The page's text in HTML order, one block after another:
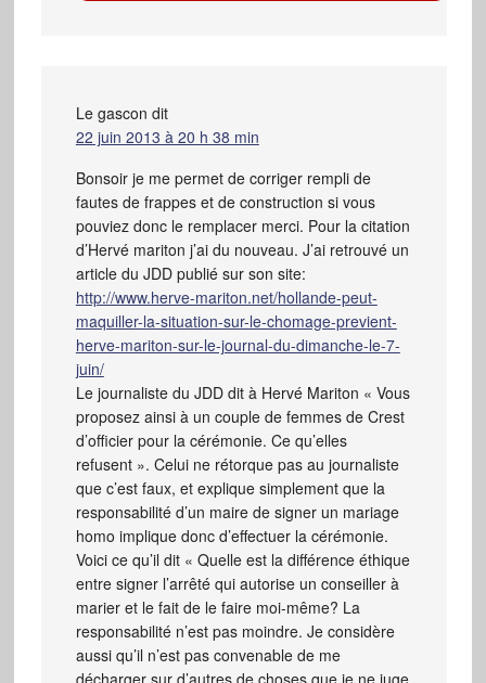
Le gascon dit
22 juin 2013 à 20 h 38 min
Bonsoir je me permet de corriger rempli de
fautes de frappes et de construction si vous
pouviez donc le remplacer merci. Pour la citation
d’Hervé mariton j’ai du nouveau. J’ai retrouvé un
article du JDD publié sur son site:
http://www.herve-mariton.net/hollande-peut-
maquiller-la-situation-sur-le-chomage-previent-
herve-mariton-sur-le-journal-du-dimanche-le-7-
juin/
Le journaliste du JDD dit à Hervé Mariton « Vous
proposez ainsi à un couple de femmes de Crest
d’officier pour la cérémonie. Ce qu’elles
refusent ». Celui ne rétorque pas au journaliste
que c’est faux, et explique simplement que la
responsabilité d’un maire de signer un mariage
homo implique donc d’effectuer la cérémonie.
Voici ce qu’il dit « Quelle est la différence éthique
entre signer l’arrêté qui autorise un conseiller à
marier et le fait de le faire moi-même? La
responsabilité n’est pas moindre. Je considère
aussi qu’il n’est pas convenable de me
décharger sur d’autres de choses que je ne juge